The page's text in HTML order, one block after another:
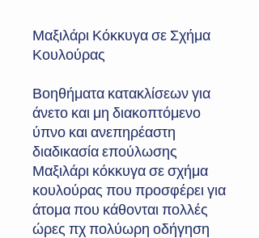
Μαξιλάρι Κόκκυγα σε Σχήμα
Κουλούρας
Βοηθήματα κατακλίσεων για
άνετο και μη διακοπτόμενο
ύπνο και ανεπηρέαστη
διαδικασία επούλωσης
Μαξιλάρι κόκκυγα σε σχήμα
κουλούρας που προσφέρει για
άτομα που κάθονται πολλές
ώρες πχ πολύωρη οδήγηση